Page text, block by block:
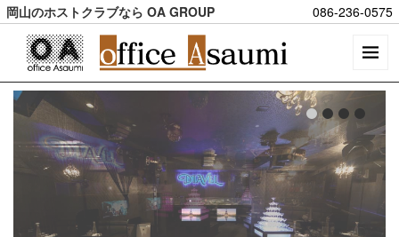
岡山のホストクラブなら OA GROUP 086-236-0575